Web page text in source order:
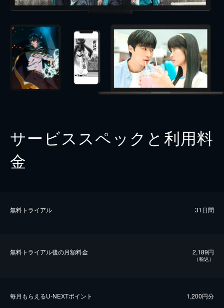
サービススペックと利用料
金
無料トライアル 31日間
無料トライアル後の⽉額料金 2,189円
（税込）
毎⽉もらえるU-NEXTポイント 1,200円分